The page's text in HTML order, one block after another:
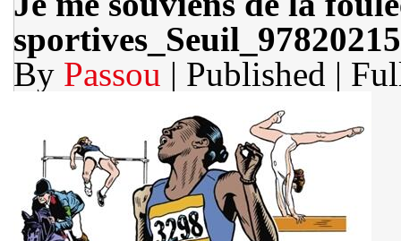
By Passou | Published |